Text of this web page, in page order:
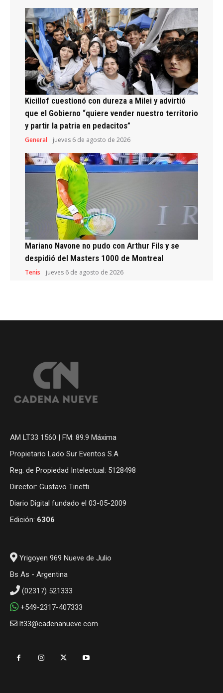
Kicillof cuestionó con dureza a Milei y advirtió
que el Gobierno “quiere vender nuestro territorio
y partir la patria en pedacitos”
General jueves 6 de agosto de 2026
Mariano Navone no pudo con Arthur Fils y se
despidió del Masters 1000 de Montreal
Tenis jueves 6 de agosto de 2026
AM LT33 1560 | FM: 89.9 Máxima
Propietario Lado Sur Eventos S.A
Reg. de Propiedad Intelectual: 5128498
Director: Gustavo Tinetti
Diario Digital fundado el 03-05-2009
Edición: 6306
Yrigoyen 969 Nueve de Julio
Bs As - Argentina
(02317) 521333
+549-2317-407333
lt33@cadenanueve.com